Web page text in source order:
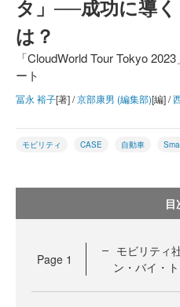
タ」──成功に導
は？
「CloudWorld Tour Tokyo
ート
冨永 裕子[著] /京部康男 (編集部)[編] /
モビリティ CASE 自動車
目
Page 1
モビリティ
ン・バイ・